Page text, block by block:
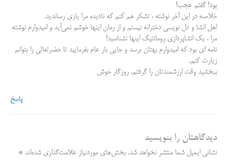
بود! گفتم عجب!
خلاصه در این آخر نوشته ، تشکر هم کنم که نادیده مرا یاری رساندید.
اهل انشا و دل نویسی دخترانه نیستم و از رمان اینها خوشم نمی‌آید و امیدوارم نوشته
مرا ، یک انشاپردازی رومانتیک اینها نشناسید!
نامه ای بود که امیدوارم بهتان برسد و جایی بار عام بفرمایید تا حضرتعالی را بتوانم
زیارت کنم.
ببخشید وقت ارزشمندتان را گرفتم. روزگار خوش
پاسخ
دیدگاهتان را بنویسید
نشانی ایمیل شما منتشر نخواهد شد. بخش‌های موردنیاز علامت‌گذاری شده‌اند *